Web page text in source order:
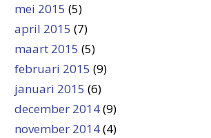
mei 2015 (5)
april 2015 (7)
maart 2015 (5)
februari 2015 (9)
januari 2015 (6)
december 2014(9)
november 2014(4)